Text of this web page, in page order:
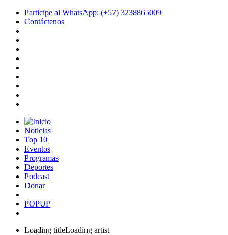
Participe al WhatsApp: (+57) 3238865009
Contáctenos
Noticias
Top 10
Eventos
Programas
Deportes
Podcast
Donar
POPUP
Loading titleLoading artist